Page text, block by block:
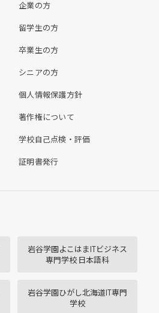
企業の方
留学生の方
卒業生の方
シニアの方
個人情報保護方針
著作権について
学校自己点検・評価
証明書発行
岩谷学園よこはまITビジネス
専門学校 日本語科
岩谷学園ひがし北海道IT専門
学校